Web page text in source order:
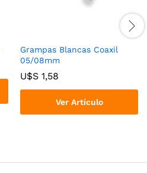
Grampas Blancas Coaxil
05/08mm
U$S 1,58
Ver Artículo